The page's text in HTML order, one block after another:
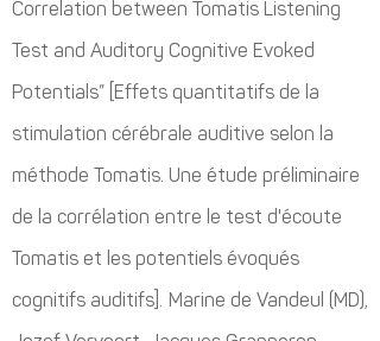
Correlation between Tomatis Listening
Test and Auditory Cognitive Evoked
Potentials” [Effets quantitatifs de la
stimulation cérébrale auditive selon la
méthode Tomatis. Une étude préliminaire
de la corrélation entre le test d'écoute
Tomatis et les potentiels évoqués
cognitifs auditifs]. Marine de Vandeul (MD),